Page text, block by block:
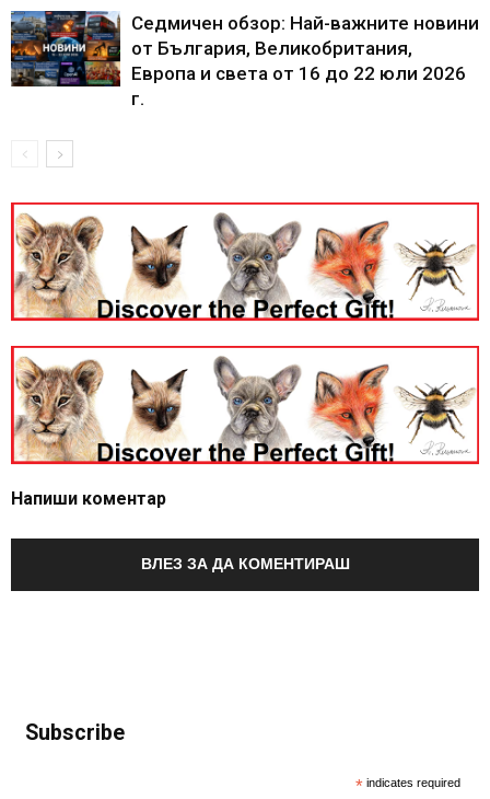
Седмичен обзор: Най-важните новини
от България, Великобритания,
Европа и света от 16 до 22 юли 2026
г.
Напиши коментар
ВЛЕЗ ЗА ДА КОМЕНТИРАШ
Subscribe
* indicates required